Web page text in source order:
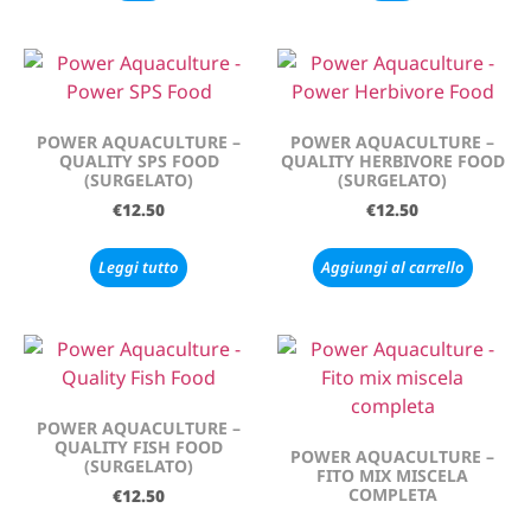
POWER AQUACULTURE –
QUALITY SPS FOOD
(SURGELATO)
€12.50
Leggi tutto
POWER AQUACULTURE –
QUALITY HERBIVORE FOOD
(SURGELATO)
€12.50
Aggiungi al carrello
POWER AQUACULTURE –
QUALITY FISH FOOD
(SURGELATO)
€12.50
POWER AQUACULTURE –
FITO MIX MISCELA
COMPLETA